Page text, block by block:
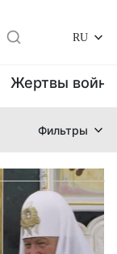
RU
Жертвы
Фильтры